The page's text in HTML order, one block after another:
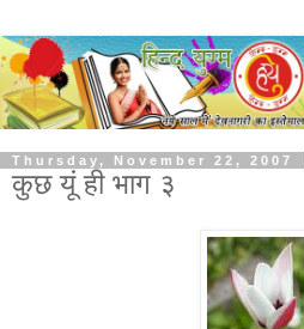
Thursday, November 22, 2007
कुछ यूं ही भाग ३